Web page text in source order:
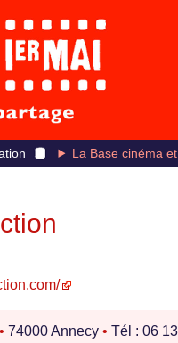
La Base cinéma
• 74000 Annecy • Tél : 06